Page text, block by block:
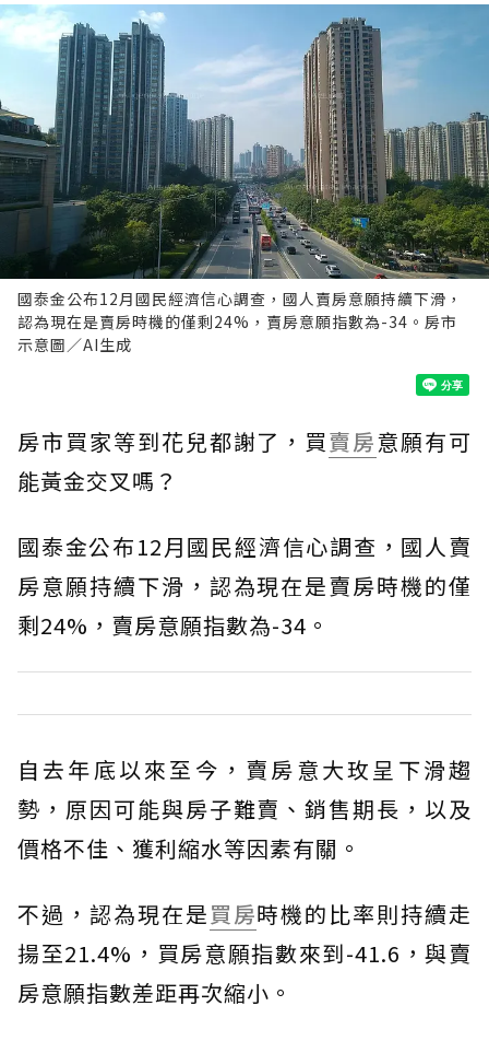
國泰金公布12月國民經濟信心調查，國人賣房意願持續下滑，
認為現在是賣房時機的僅剩24%，賣房意願指數為-34。房市
示意圖／AI生成
房市買家等到花兒都謝了，買賣房意願有可
能黃金交叉嗎？
國泰金公布12月國民經濟信心調查，國人賣
房意願持續下滑，認為現在是賣房時機的僅
剩24%，賣房意願指數為-34。
自去年底以來至今，賣房意大玫呈下滑趨
勢，原因可能與房子難賣、銷售期長，以及
價格不佳、獲利縮水等因素有關。
不過，認為現在是買房時機的比率則持續走
揚至21.4%，買房意願指數來到-41.6，與賣
房意願指數差距再次縮小。